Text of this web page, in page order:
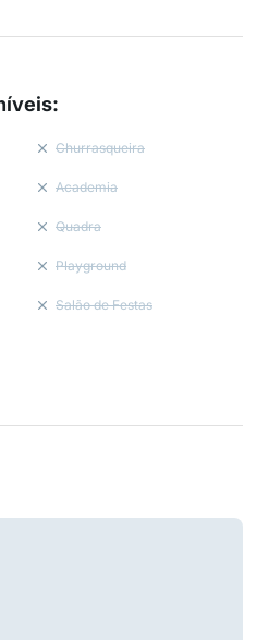
:
Churrasqueira
Academia
Quadra
Playground
Salão de Festas